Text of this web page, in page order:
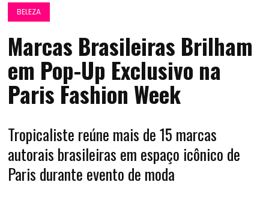
BELEZA
Marcas Brasileiras Brilham
em Pop-Up Exclusivo na
Paris Fashion Week
Tropicaliste reúne mais de 15 marcas
autorais brasileiras em espaço icônico de
Paris durante evento de moda